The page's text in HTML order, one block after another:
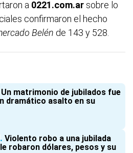
a 0221.com.ar sobre lo
confirmaron el hecho
Belén de 143 y 528.
Un matrimonio de jubilados fue
dramático asalto en su
Violento robo a una jubilada
robaron dólares, pesos y su